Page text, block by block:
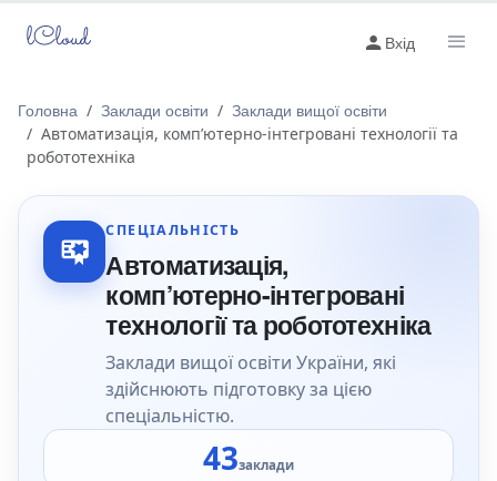
lCloud Вхід
Головна Заклади освіти Заклади вищої освіти
Автоматизація, комп’ютерно-інтегровані технології та
робототехніка
СПЕЦІАЛЬНІСТЬ
Автоматизація,
комп’ютерно-інтегровані
технології та робототехніка
Заклади вищої освіти України, які
здійснюють підготовку за цією
спеціальністю.
43заклади